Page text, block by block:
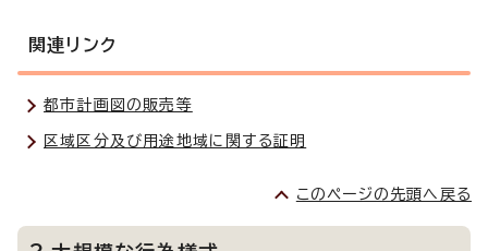
関連リンク
都市計画図の販売等
区域区分及び用途地域に関する証明
このページの先頭へ戻る